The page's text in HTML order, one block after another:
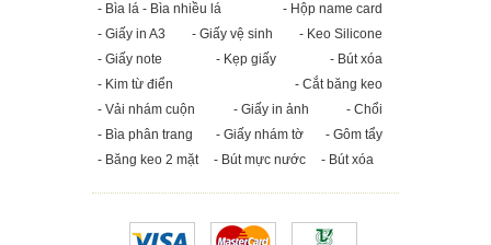
- Bìa lá - Bìa nhiều lá
- Hộp name card
- Giấy in A3
- Giấy vệ sinh
- Keo Silicone
- Giấy note
- Kẹp giấy
- Bút xóa
- Kim từ điển
- Cắt băng keo
- Vải nhám cuộn
- Giấy in ảnh
- Chổi
- Bìa phân trang
- Giấy nhám tờ
- Gôm tẩy
- Băng keo 2 mặt
- Bút mực nước - Bút xóa